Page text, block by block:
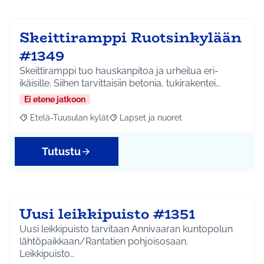
Skeittiramppi Ruotsinkylään
#1349
Skeittiramppi tuo hauskanpitoa ja urheilua eri-
ikäisille. Siihen tarvittaisiin betonia, tukirakentei…
Ei etene jatkoon
Rajaa tulokset aihepiirin mukaan: Etelä-Tuusulan kylät
Etelä-Tuusulan kylät Rajaa tulokset teeman mukaan: Lapset
Lapset ja nuoret
Tutustu
Uusi leikkipuisto #1351
Uusi leikkipuisto tarvitaan Annivaaran kuntopolun
lähtöpaikkaan/Rantatien pohjoisosaan.
Leikkipuisto…